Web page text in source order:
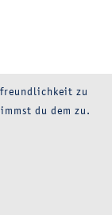
zu
du dem zu.